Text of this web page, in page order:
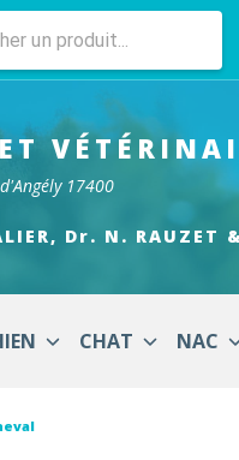
17400
Dr. N. RAUZET
CHAT NAC